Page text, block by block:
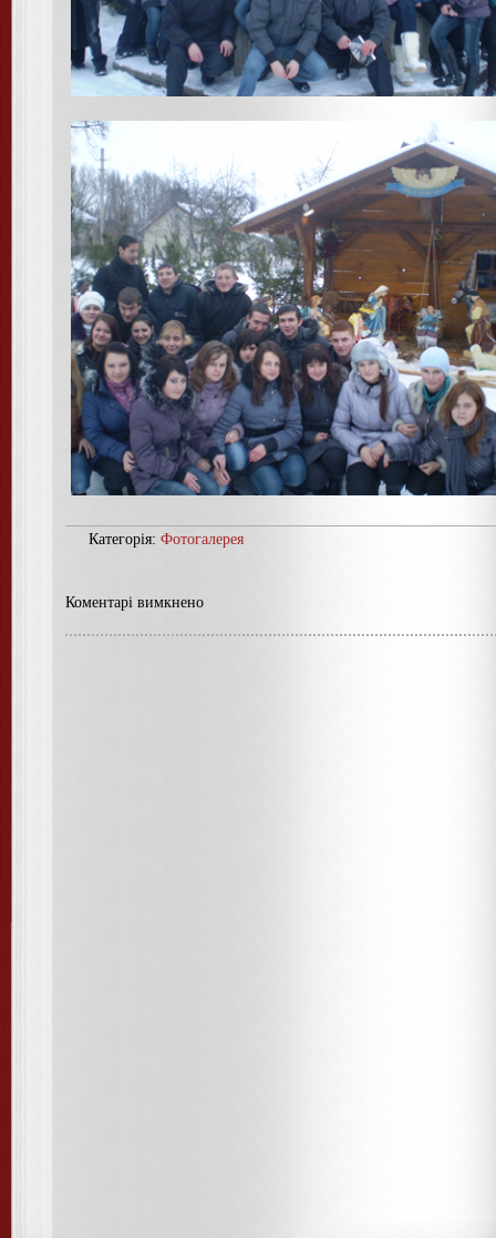
Категорія: Фотогалерея
Коментарі вимкнено